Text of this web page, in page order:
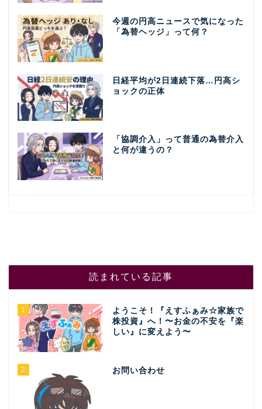
今週の円高ニュースで気になった
「為替ヘッジ」って何？
日経平均が2日連続下落…円高シ
ョックの正体
「協調介入」って普通の為替介入
と何が違うの？
読まれている記事
1
ようこそ！『えすふぁみ☆家族で
株投資』へ！〜お金の不安を『楽
しい』に変えよう〜
2 お問い合わせ